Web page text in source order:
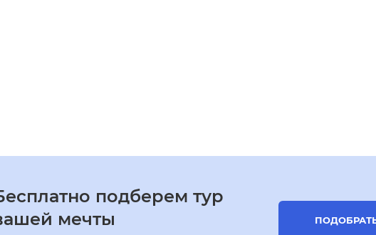
подберем тур
мечты